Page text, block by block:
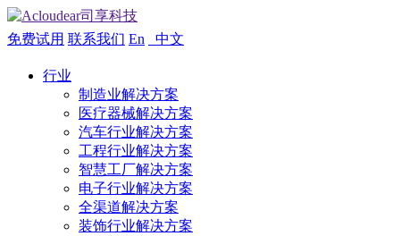
免费试用 联系我们 En 中文
行业
制造业解决方案
医疗器械解决方案
汽车行业解决方案
工程行业解决方案
智慧工厂解决方案
电子行业解决方案
全渠道解决方案
装饰行业解决方案